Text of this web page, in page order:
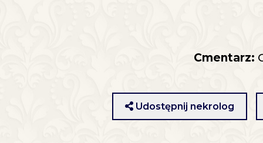
Cmentarz:
Udostępnij nekrolog